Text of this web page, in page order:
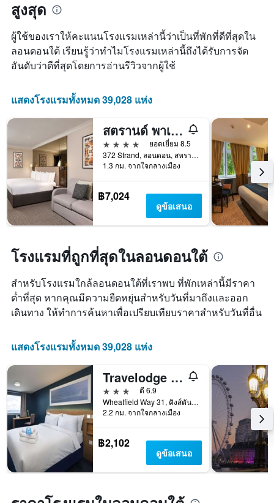
สูงสุด
ผู้ใช้ของเราให้คะแนนโรงแรมเหล่านี้ว่าเป็นที่พักที่ดีที่สุดใน
ลอนดอนใต้ เรียนรู้ว่าทำไมโรงแรมเหล่านี้ถึงได้รับการจัด
อันดับว่าดีที่สุดโดยการอ่านรีวิวจากผู้ใช้
แสดงโรงแรมทั้งหมด 39,028 แห่ง
สตรานด์ พาเลซ โรงแรม
4 ดาว
ยอดเยี่ยม 8.5
372 Strand, ลอนดอน, สหราชอาณาจักร
1.3 กม. จากใจกลางเมือง
฿7,024
ดูข้อเสนอ
โรงแรมที่ถูกที่สุดในลอนดอนใต้
สำหรับโรงแรมใกล้ลอนดอนใต้ที่เราพบ ที่พักเหล่านี้มีราคา
ต่ำที่สุด หากคุณมีความยืดหยุ่นสำหรับวันที่มาถึงและออก
เดินทาง ให้ทำการค้นหาเพื่อเปรียบเทียบราคาสำหรับวันที่อื่น
แสดงโรงแรมทั้งหมด 39,028 แห่ง
Travelodge Kingston Upon Thames Central
3 ดาว
ดี 6.9
Wheatfield Way 31, คิงส์ตัน อัพพอน เทมส์, สหราชอาณาจักร
2.2 กม. จากใจกลางเมือง
฿2,102
ดูข้อเสนอ